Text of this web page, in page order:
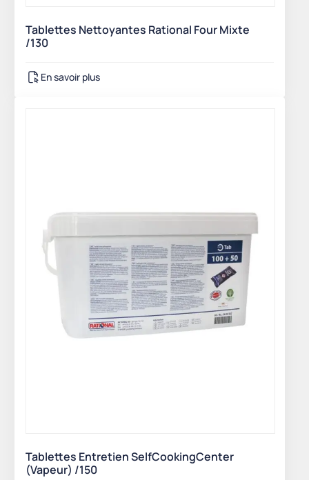
Tablettes Nettoyantes Rational Four Mixte
/130
En savoir plus
Tablettes Entretien SelfCookingCenter
(Vapeur) /150